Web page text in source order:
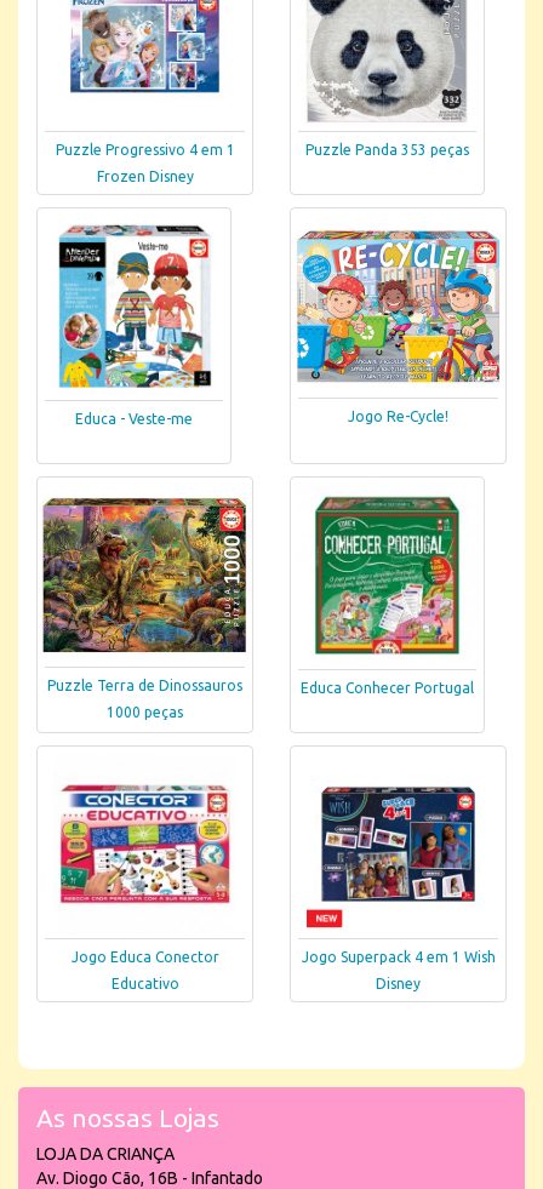
Puzzle Progressivo 4 em 1
Frozen Disney
Puzzle Panda 353 peças
Educa - Veste-me Jogo Re-Cycle!
Puzzle Terra de Dinossauros
1000 peças
Educa Conhecer Portugal
Jogo Educa Conector
Educativo
Jogo Superpack 4 em 1 Wish
Disney
As nossas Lojas
LOJA DA CRIANÇA
Av. Diogo Cão, 16B - Infantado